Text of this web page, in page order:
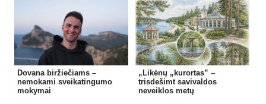
Dovana biržiečiams –
nemokami sveikatingumo
mokymai
„Likėnų „kurortas” –
trisdešimt savivaldos
neveiklos metų